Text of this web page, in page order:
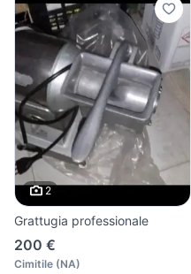
2
Grattugia professionale
200 €
Cimitile (NA)